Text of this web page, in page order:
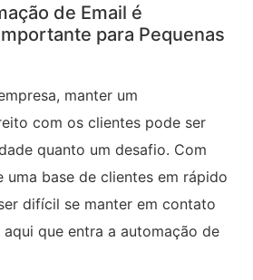
de Email é
para Pequenas
manter um
com os clientes pode ser
quanto um desafio. Com
uma base de clientes em rápido
difícil se manter em contato
que entra a automação de